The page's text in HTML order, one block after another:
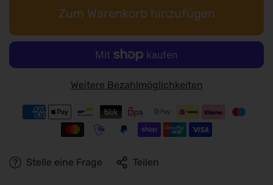
Zum Warenkorb hinzufügen
Weitere Bezahlmöglichkeiten
Stelle eine Frage Teilen